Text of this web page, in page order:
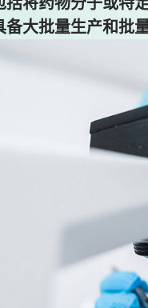
备大批量生产和批